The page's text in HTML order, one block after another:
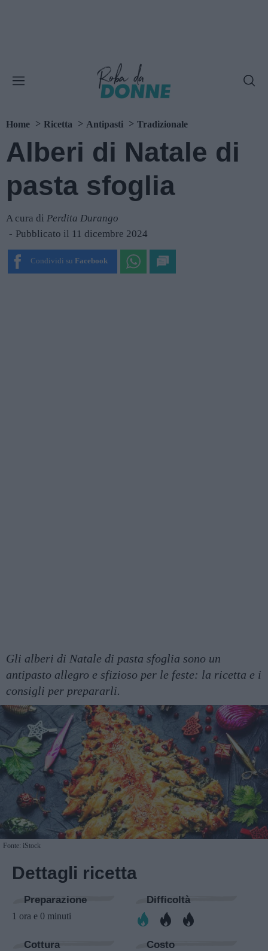
Home Ricetta Antipasti Tradizionale
Alberi di Natale di
pasta sfoglia
A cura di Perdita Durango
Pubblicato il 11 dicembre 2024
Condividi su Facebook
Gli alberi di Natale di pasta sfoglia sono un
antipasto allegro e sfizioso per le feste: la ricetta e i
consigli per prepararli.
Fonte: iStock
Dettagli ricetta
Preparazione
1 ora e 0 minuti
Difficoltà
Cottura Costo